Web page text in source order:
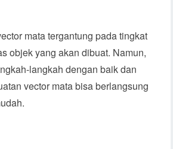
mata tergantung pada tingkat
objek yang akan dibuat. Namun,
langkah dengan baik dan
vector mata bisa berlangsung